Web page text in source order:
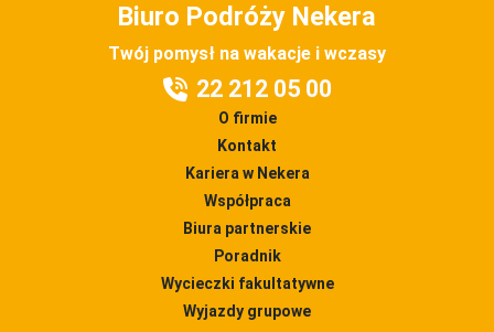
Biuro Podróży Nekera
Twój pomysł na wakacje i wczasy
22 212 05 00
O firmie
Kontakt
Kariera w Nekera
Współpraca
Biura partnerskie
Poradnik
Wycieczki fakultatywne
Wyjazdy grupowe